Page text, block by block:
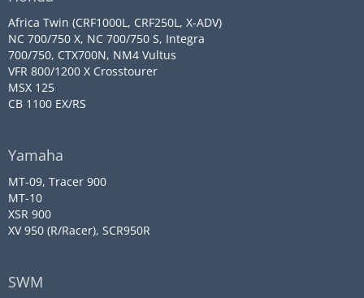
Africa Twin (CRF1000L, CRF250L, X-ADV)
NC 700/750 X, NC 700/750 S, Integra
700/750, CTX700N, NM4 Vultus
VFR 800/1200 X Crosstourer
MSX 125
CB 1100 EX/RS
Yamaha
MT-09, Tracer 900
MT-10
XSR 900
XV 950 (R/Racer), SCR950R
SWM